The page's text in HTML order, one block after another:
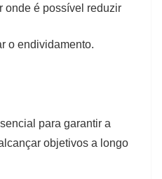
onde é possível reduzir
o endividamento.
para garantir a
objetivos a longo